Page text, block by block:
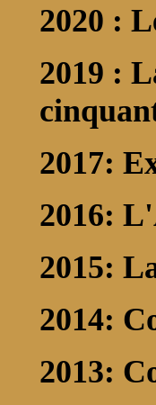
2020 :
2019 :
2017:
2016:
2015:
2014:
2013: